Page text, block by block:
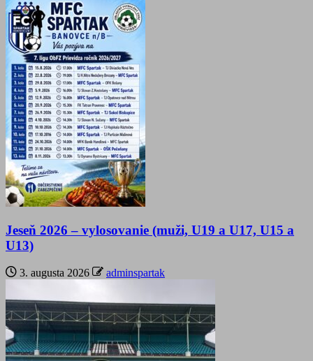
Jeseň 2026 – vylosovanie (muži, U19 a U17, U15 a
U13)
3. augusta 2026 adminspartak